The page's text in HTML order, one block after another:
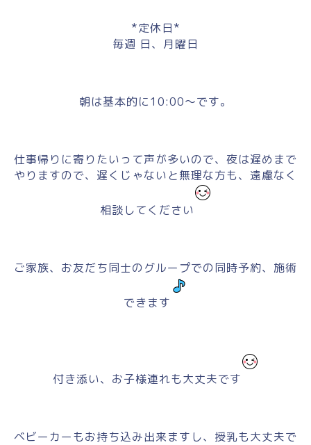
*定休日*
毎週 日、月曜日
朝は基本的に10:00～です。
仕事帰りに寄りたいって声が多いので、夜は遅めまで
やりますので、遅くじゃないと無理な方も、遠慮なく
相談してください
ご家族、お友だち同士のグループでの同時予約、施術
できます
付き添い、お子様連れも大丈夫です
ベビーカーもお持ち込み出来ますし、授乳も大丈夫で